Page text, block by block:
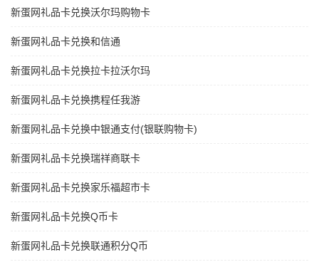
新蛋网礼品卡兑换沃尔玛购物卡
新蛋网礼品卡兑换和信通
新蛋网礼品卡兑换拉卡拉沃尔玛
新蛋网礼品卡兑换携程任我游
新蛋网礼品卡兑换中银通支付(银联购物卡)
新蛋网礼品卡兑换瑞祥商联卡
新蛋网礼品卡兑换家乐福超市卡
新蛋网礼品卡兑换Q币卡
新蛋网礼品卡兑换联通积分Q币